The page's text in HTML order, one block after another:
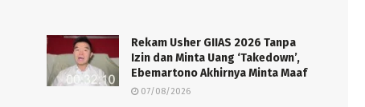
Rekam Usher GIIAS 2026 Tanpa
Izin dan Minta Uang ‘Takedown’,
Ebemartono Akhirnya Minta Maaf
07/08/2026